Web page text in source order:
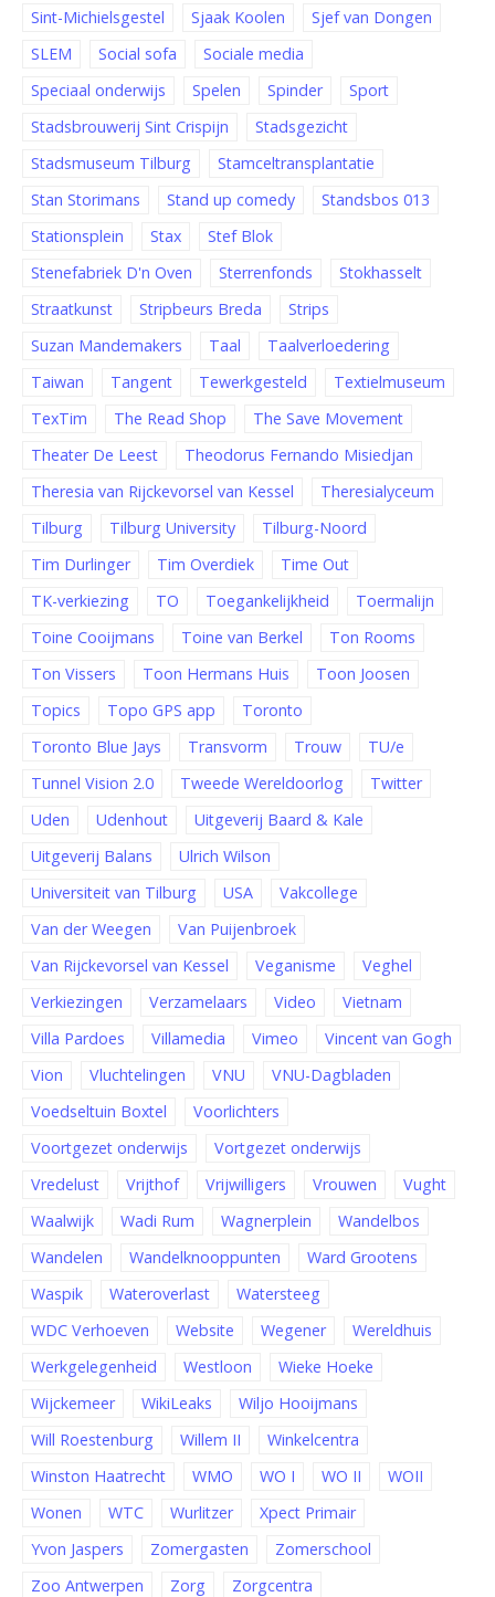
Sint-Michielsgestel
Sjaak Koolen
Sjef van Dongen
SLEM
Social sofa
Sociale media
Speciaal onderwijs
Spelen Spinder
Sport
Stadsbrouwerij Sint Crispijn
Stadsgezicht
Stadsmuseum Tilburg
Stamceltransplantatie
Stan Storimans
Stand up comedy
Standsbos 013
Stationsplein
Stax
Stef Blok
Stenefabriek D'n Oven
Sterrenfonds
Stokhasselt
Straatkunst
Stripbeurs Breda
Strips
Suzan Mandemakers
Taal
Taalverloedering
Taiwan
Tangent Tewerkgesteld
Textielmuseum
TexTim
The Read Shop
The Save Movement
Theater De Leest
Theodorus Fernando Misiedjan
Theresia van Rijckevorsel van Kessel
Theresialyceum
Tilburg
Tilburg University
Tilburg-Noord
Tim Durlinger
Tim Overdiek
Time Out
TK-verkiezing
TO Toegankelijkheid
Toermalijn
Toine Cooijmans
Toine van Berkel
Ton Rooms
Ton Vissers
Toon Hermans Huis
Toon Joosen
Topics
Topo GPS app
Toronto
Toronto Blue Jays
Transvorm Trouw
TU/e
Tunnel Vision 2.0
Tweede Wereldoorlog
Twitter
Uden
Udenhout
Uitgeverij Baard & Kale
Uitgeverij Balans
Ulrich Wilson
Universiteit van Tilburg
USA
Vakcollege
Van der Weegen
Van Puijenbroek
Van Rijckevorsel van Kessel
Veganisme
Veghel
Verkiezingen
Verzamelaars Video
Vietnam
Villa Pardoes
Villamedia Vimeo
Vincent van Gogh
Vion
Vluchtelingen VNU
VNU-Dagbladen
Voedseltuin Boxtel
Voorlichters
Voortgezet onderwijs
Vortgezet onderwijs
Vredelust
Vrijthof Vrijwilligers Vrouwen
Vught
Waalwijk
Wadi Rum Wagnerplein
Wandelbos
Wandelen
Wandelknooppunten
Ward Grootens
Waspik
Wateroverlast
Watersteeg
WDC Verhoeven
Website Wegener
Wereldhuis
Werkgelegenheid
Westloon
Wieke Hoeke
Wijckemeer
WikiLeaks
Wiljo Hooijmans
Will Roestenburg
Willem II
Winkelcentra
Winston Haatrecht
WMO WO I WO II
WOII
Wonen
WTC Wurlitzer
Xpect Primair
Yvon Jaspers
Zomergasten
Zomerschool
Zoo Antwerpen
Zorg Zorgcentra